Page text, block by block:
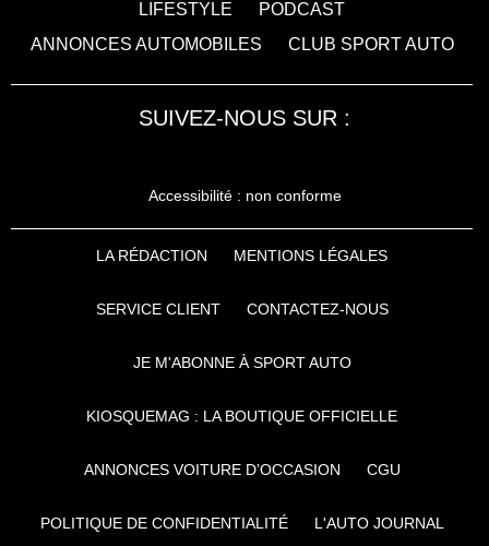
LIFESTYLE
PODCAST
ANNONCES AUTOMOBILES
CLUB SPORT AUTO
SUIVEZ-NOUS SUR :
Accessibilité : non conforme
LA RÉDACTION MENTIONS LÉGALES
SERVICE CLIENT CONTACTEZ-NOUS
JE M'ABONNE À SPORT AUTO
KIOSQUEMAG : LA BOUTIQUE OFFICIELLE
ANNONCES VOITURE D’OCCASION CGU
POLITIQUE DE CONFIDENTIALITÉ L'AUTO JOURNAL